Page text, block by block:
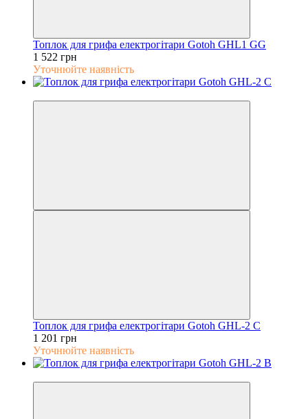
Топлок для грифа електрогітари Gotoh GHL1 GG
1 522 грн
Уточнюйте наявність
Топлок для грифа електрогітари Gotoh GHL-2 C
1 201 грн
Уточнюйте наявність